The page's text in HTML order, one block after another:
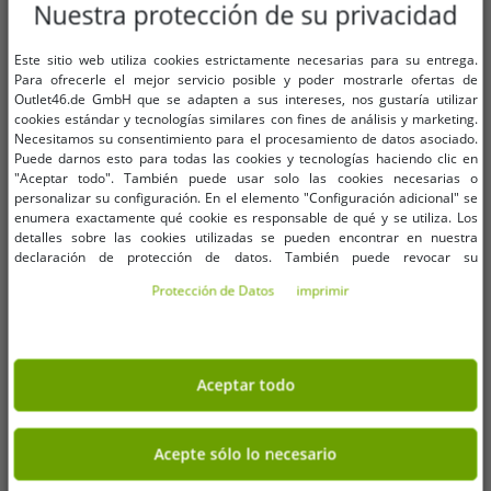
OneSize (para más detalles,
vea la descripción)
GLIBBI DINO Bombas de Baño
Sorpresa para Niños con Figuras
de Dinosaurios Coleccionables, A
partir de 3 años, 100 g, 105953717,
Azul, Verde o Naranja
PVP:3,99 €* 2,02 €
Añadir al carrito
OneSize (para más detalles,
vea la descripción)
Bombas de Baño GLIBBI - Aditivo
Efervescente para el Baño para
Niños de 3 Años en A partir de - 4
Bombas de Baño con Color y
Fragancia - Colores Surtidos
PVP:5,99 €* 2,02 €
Añadir al carrito
-66% -73%
Nuestra protección de su privacidad
Este sitio web utiliza cookies estrictamente necesarias para su entrega.
Para ofrecerle el mejor servicio posible y poder mostrarle ofertas de
Outlet46.de GmbH que se adapten a sus intereses, nos gustaría utilizar
cookies estándar y tecnologías similares con fines de análisis y marketing.
Necesitamos su consentimiento para el procesamiento de datos asociado.
Puede darnos esto para todas las cookies y tecnologías haciendo clic en
"Aceptar todo". También puede usar solo las cookies necesarias o
personalizar su configuración. En el elemento "Configuración adicional" se
enumera exactamente qué cookie es responsable de qué y se utiliza. Los
detalles sobre las cookies utilizadas se pueden encontrar en nuestra
declaración de protección de datos. También puede revocar su
encontrar en la impresión.Protección de Datos imprimir
Aceptar todo
Acepte sólo lo necesario